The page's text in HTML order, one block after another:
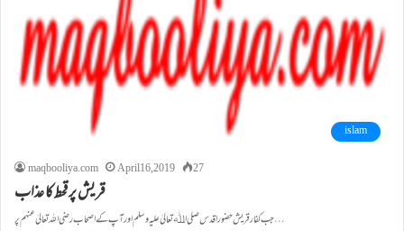
islam
maqbooliya.com
April 16, 2019 27
قریش پر قحط کا عذاب
جب کفار قریش حضوراقدس صلی اﷲ تعالیٰ علیہ وسلم اور آپ کے اصحاب رضی اللہ تعالیٰ عنہم پر…